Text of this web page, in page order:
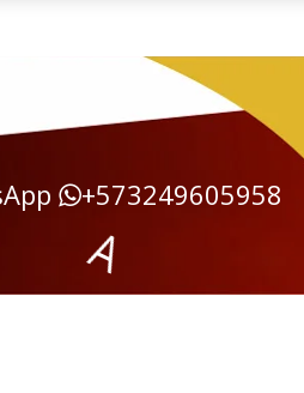
+573249605958